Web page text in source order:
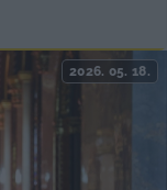
2026. 05. 18.